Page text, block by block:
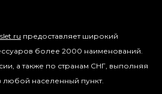
предоставляет широкий
более 2000 наименований.
а также по странам СНГ, выполняя
любой населенный пункт.